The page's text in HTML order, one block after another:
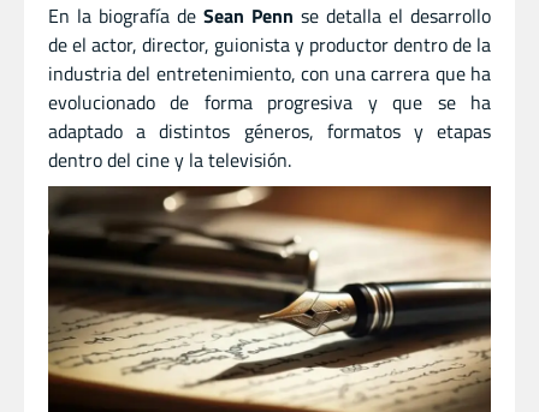
En la biografía de Sean Penn se detalla el desarrollo
de el actor, director, guionistay productor dentro de la
industria del entretenimiento, con una carrera que ha
evolucionado de forma progresiva y que se ha
adaptado a distintos géneros, formatos y etapas
dentro del cine y la televisión.